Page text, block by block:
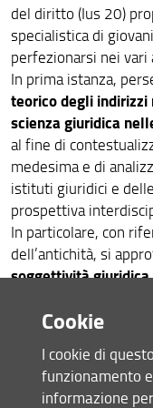
del diritto (Ius 20)
specialistica di
perfezionarsi nei
In prima istanza,
teorico degli
scienza giuridica
al fine di
medesima e di
istituti giuridici e
prospettiva
In particolare, con
dell’antichità, si
soggettività
entro la cornice di
al sistema politico
Per l’ambito
Rappresentanti
Dottorandi e
Dottori e
Offerta formativa
Scuola di Dottorato
Workshop dottorali
Competenze
Informazioni e
Cookie
I cookie di
funzionamento
informazione